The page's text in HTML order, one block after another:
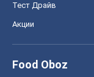
Тест Драйв
Акции
Food Oboz